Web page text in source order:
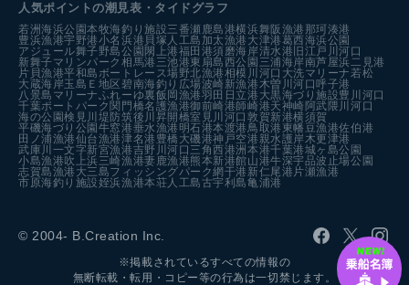
人気ポイントの潮見表・タイドグラフ
若洲海浜公園本牧海釣り施設三番瀬 鹿島港横浜舞阪漁港 那珂湊港
豊浜漁港宇野港小名浜港 貝塚人工島 加太漁港 大津港葛西海浜公園
アジュール舞子野島公園 閖上港福田港須磨海岸清水港 旧江戸川河口
新舞子マリンパーク 相馬港 三池港東扇島西公園 三浦海岸南芦屋浜二見港
片貝漁港平和島ボートレース場野北漁港相模川河口 大洗マリーナ若松
大蔵海岸玉島Ｅ地区 碧南海釣り広場波崎新漁港木曽川河口 呼子港
八景島マリーナふれーゆ裏飯岡漁港羽田 日立港 大黒海づり施設豊川河口
千葉ポートパーク 関門橋名護漁港御前崎港師崎港天神崎 阿武隈川河口
海の公園検見川堤防筑後川昇開橋室見川河口敦賀新港横須賀
平磯海づり公園 牛窓港垂水漁港 明石港本渡港鳥取港 東幡豆漁港佐伯港
田ノ浦漁港仙台漁港津名港 豊橋 大磯港神戸空港親水護岸木更津港
武庫川一文字新宮漁港吉野川河口 三角西港洲本港千葉港城ヶ島公園
小島漁港吹上浜三崎漁港妻鹿漁港熊本新港館山港牛深宇品波止場公園
志賀島漁港 大三島フィッシングパーク網干港 新仁尾港 片瀬漁港
市原海釣り施設姪浜漁港本荘人工島古宇利島亀浦港
© 2004- B.Creation Inc.
※掲載されているすべての情報の
無断転載・転用・コピー等の行為は一切禁じます。